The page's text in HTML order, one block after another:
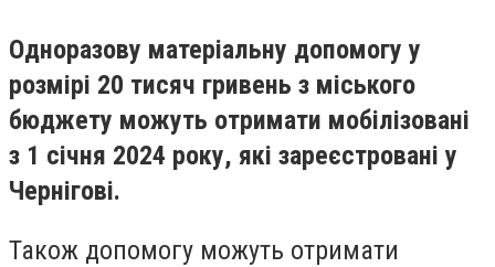
Одноразову матеріальну допомогу у
розмірі 20 тисяч гривень з міського
бюджету можуть отримати мобілізовані
з 1 січня 2024 року, які зареєстровані у
Чернігові.
Також допомогу можуть отримати